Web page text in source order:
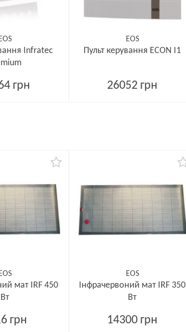
EOS
Infratec
грн
EOS
Пульт керування ECON I1
26052 грн
EOS
мат IRF 450
Вт
грн
EOS
Інфрачервоний мат IRF 350
Вт
14300 грн